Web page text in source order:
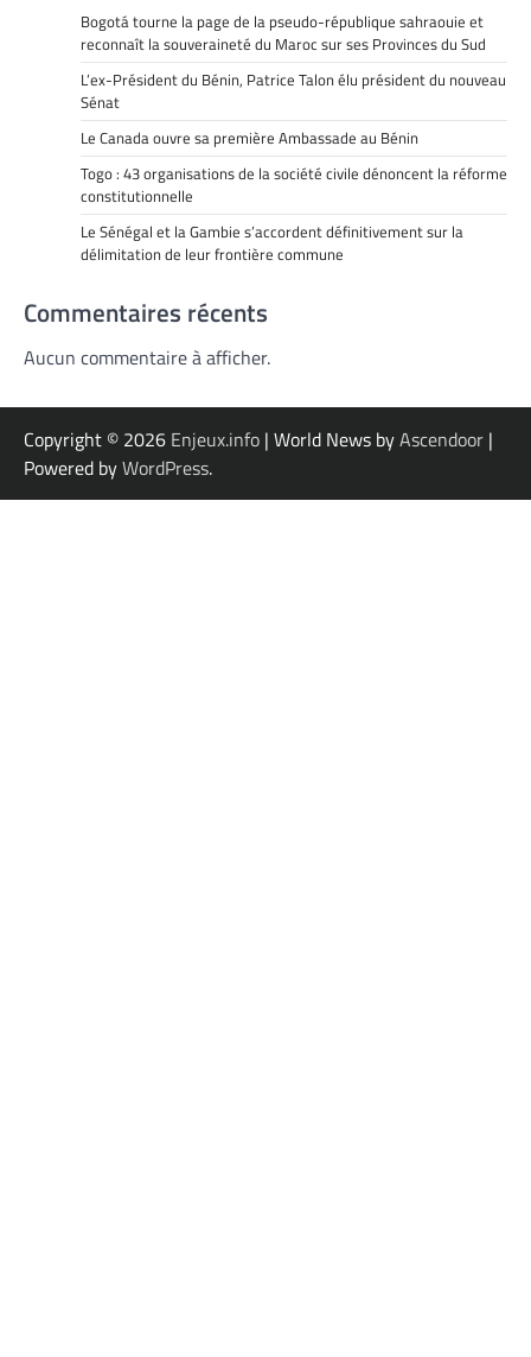
Bogotá tourne la page de la pseudo-république sahraouie et
reconnaît la souveraineté du Maroc sur ses Provinces du Sud
L’ex-Président du Bénin, Patrice Talon élu président du nouveau
Sénat
Le Canada ouvre sa première Ambassade au Bénin
Togo : 43 organisations de la société civile dénoncent la réforme
constitutionnelle
Le Sénégal et la Gambie s’accordent définitivement sur la
délimitation de leur frontière commune
Commentaires récents
Aucun commentaire à afficher.
Copyright © 2026 Enjeux.info | World News byAscendoor |
Powered byWordPress.